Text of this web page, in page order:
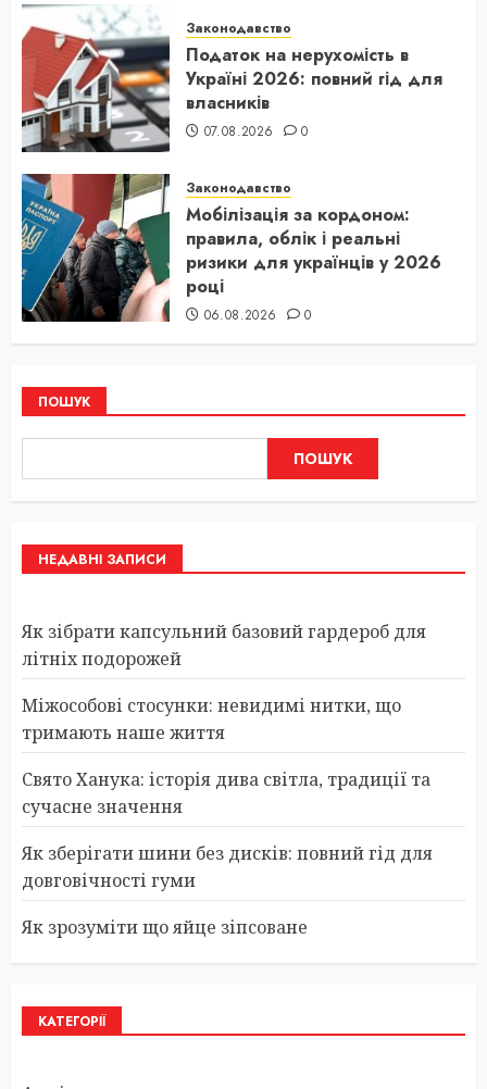
Законодавство
Податок на нерухомість в
Україні 2026: повний гід для
власників
07.08.2026 0
Законодавство
Мобілізація за кордоном:
правила, облік і реальні
ризики для українців у 2026
році
06.08.2026 0
ПОШУК
ПОШУК
НЕДАВНІ ЗАПИСИ
Як зібрати капсульний базовий гардероб для
літніх подорожей
Міжособові стосунки: невидимі нитки, що
тримають наше життя
Свято Ханука: історія дива світла, традиції та
сучасне значення
Як зберігати шини без дисків: повний гід для
довговічності гуми
Як зрозуміти що яйце зіпсоване
КАТЕГОРІЇ